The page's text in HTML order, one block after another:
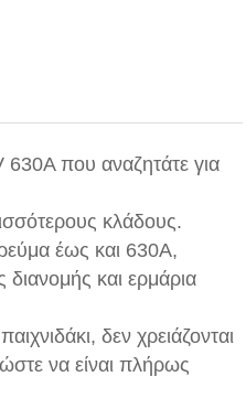
που αναζητάτε για
κλάδους.
ρεύμα έως και 630A,
διανομής και ερμάρια
δεν χρειάζονται
να είναι πλήρως